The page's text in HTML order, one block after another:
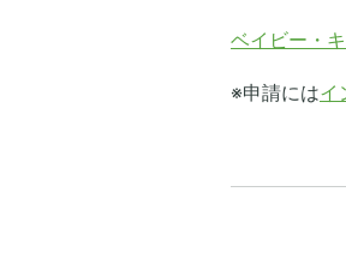
ベイビー・
※申請にはイ